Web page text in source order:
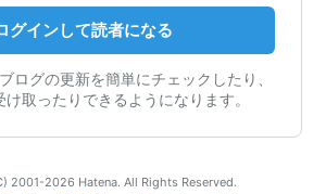
グインして読者になる
ログの更新を簡単にチェックしたり、
取ったりできるようになります。
2001-2026 Hatena. All Rights Reserved.